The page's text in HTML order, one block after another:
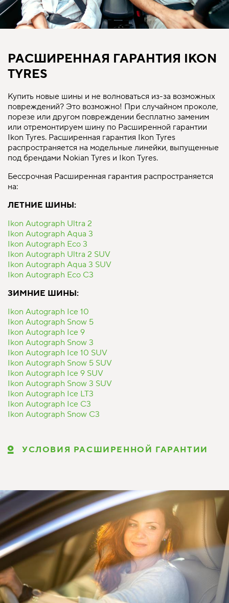
РАСШИРЕННАЯ ГАРАНТИЯ IKON
TYRES
Купить новые шины и не волноваться из-за возможных
повреждений? Это возможно! При случайном проколе,
порезе или другом повреждении бесплатно заменим
или отремонтируем шину по Расширенной гарантии
Ikon Tyres. Расширенная гарантия Ikon Tyres
распространяется на модельные линейки, выпущенные
под брендами Nokian Tyres и Ikon Tyres.
Бессрочная Расширенная гарантия распространяется
на:
ЛЕТНИЕ ШИНЫ:
Ikon Autograph Ultra 2
Ikon Autograph Aqua 3
Ikon Autograph Eco 3
Ikon Autograph Ultra 2 SUV
Ikon Autograph Aqua 3 SUV
Ikon Autograph Eco C3
ЗИМНИЕ ШИНЫ:
Ikon Autograph Ice 10
Ikon Autograph Snow 5
Ikon Autograph Ice 9
Ikon Autograph Snow 3
Ikon Autograph Ice 10 SUV
Ikon Autograph Snow 5 SUV
Ikon Autograph Ice 9 SUV
Ikon Autograph Snow 3 SUV
Ikon Autograph Ice LT3
Ikon Autograph Ice C3
Ikon Autograph Snow C3
УСЛОВИЯ РАСШИРЕННОЙ ГАРАНТИИ